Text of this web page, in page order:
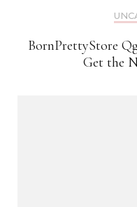
BornPrettyStore
Get the